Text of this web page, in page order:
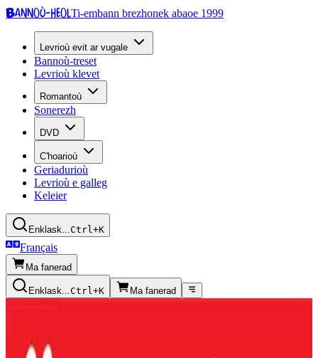
Bannoù-heolTi-embann brezhonek abaoe 1999
Levrioù evit ar vugale
Bannoù-treset
Levrioù klevet
Romantoù
Sonerezh
DVD
C'hoarioù
Geriadurioù
Levrioù e galleg
Keleier
Enklask...Ctrl+K
Français
Ma fanerad
Enklask...Ctrl+K Ma fanerad